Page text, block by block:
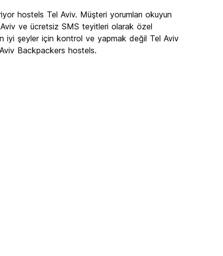
hostels Tel Aviv. Müşteri yorumları okuyun
ve ücretsiz SMS teyitleri olarak özel
iyi şeyler için kontrol ve yapmak değil Tel Aviv
Backpackers hostels.